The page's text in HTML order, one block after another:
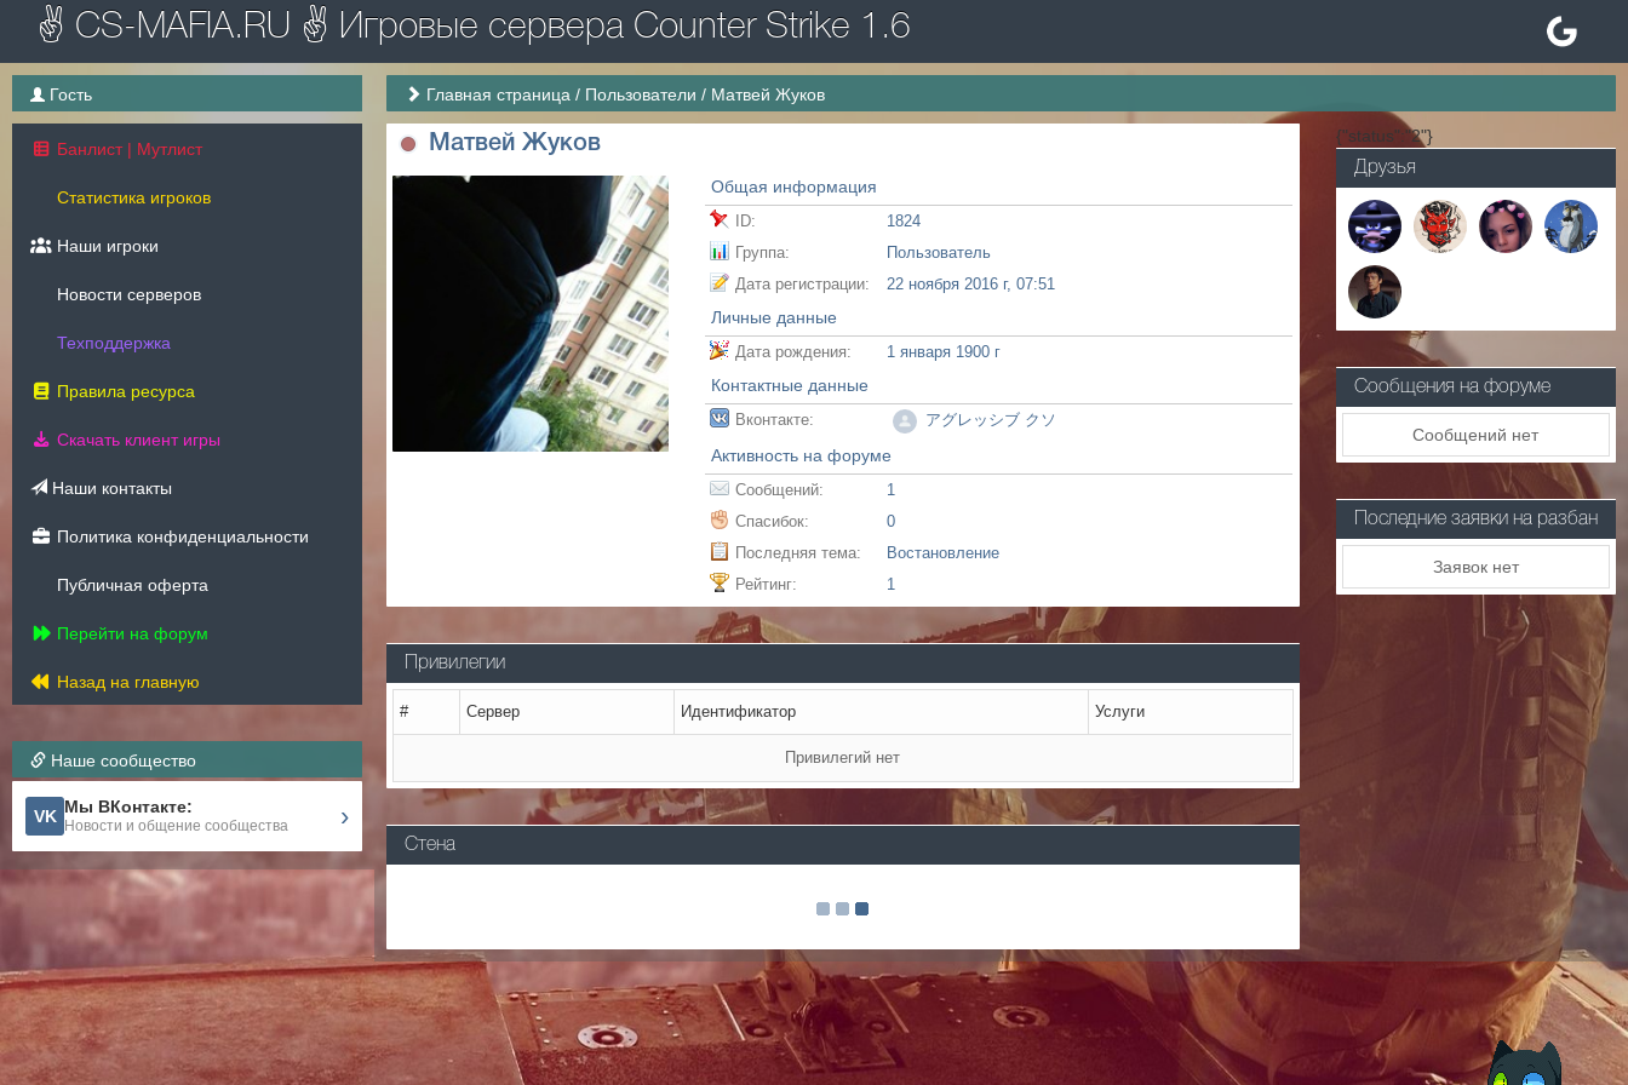
✌ CS-MAFIA.RU ✌ Игровые сервера Counter Strike 1.6
Гость
Банлист | Мутлист
Статистика игроков
Наши игроки
Новости серверов
Техподдержка
Правила ресурса
Скачать клиент игры
Наши контакты
Политика конфиденциальности
Публичная оферта
Перейти на форум
Назад на главную
Наше сообщество
VK Мы ВКонтакте:
Новости и общение сообщества ›
Главная страница / Пользователи / Матвей Жуков
Матвей Жуков
Общая информация
ID:
1824
Группа:
Пользователь
Дата регистрации:
22 ноября 2016 г, 07:51
Личные данные
Дата рождения: 1 января 1900 г
Контактные данные
Вконтакте: アグレッシブ クソ
Активность на форуме
Сообщений:
1
Спасибок:
0
Последняя тема:
Востановление
Рейтинг:
1
Привилегии
# Сервер Идентификатор Услуги
Привилегий нет
Стена
{"status":"2"}
Друзья
Сообщения на форуме
Сообщений нет
Последние заявки на разбан
Заявок нет